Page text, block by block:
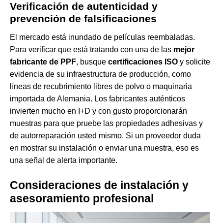
Verificación de autenticidad y
prevención de falsificaciones
El mercado está inundado de películas reembaladas.
Para verificar que está tratando con una de las mejor
fabricante de PPF, busque certificaciones ISO y solicite
evidencia de su infraestructura de producción, como
líneas de recubrimiento libres de polvo o maquinaria
importada de Alemania. Los fabricantes auténticos
invierten mucho en I+D y con gusto proporcionarán
muestras para que pruebe las propiedades adhesivas y
de autorreparación usted mismo. Si un proveedor duda
en mostrar su instalación o enviar una muestra, eso es
una señal de alerta importante.
Consideraciones de instalación y
asesoramiento profesional